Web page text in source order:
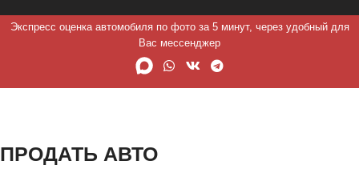
Экспресс оценка автомобиля по фото за 5 минут, через удобный для
Вас мессенджер
ПРОДАТЬ АВТО